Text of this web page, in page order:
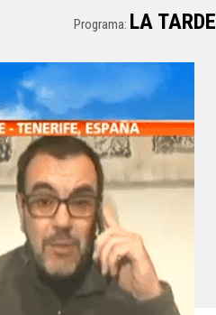
Programa: LA TARDE